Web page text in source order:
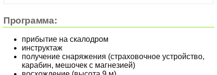
Программа:
прибытие на скалодром
инструктаж
получение снаряжения (страховочное устройство,
карабин, мешочек с магнезией)